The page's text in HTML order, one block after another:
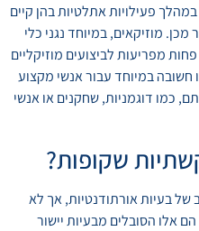
פעילויות אתלטיות בהן קיים
מוזיקאים, במיוחד נגני כלי
מפריעות לביצועים מוזיקליים
במיוחד עבור אנשי מקצוע
כמו דוגמניות, שחקנים או אנשי
שקופות?
של בעיות אורתודנטיות, אך לא
אלו הסובלים מבעיות יישור